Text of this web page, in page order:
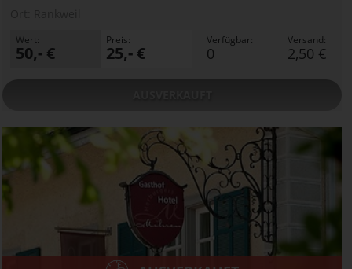
Wert:
50,- €
Preis:
25,- €
Verfügbar:
0
Versand:
2,50 €